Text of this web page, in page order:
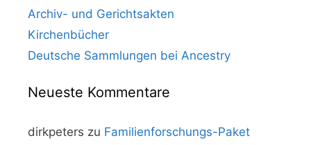
Archiv- und Gerichtsakten
Kirchenbücher
Deutsche Sammlungen bei Ancestry
Neueste Kommentare
dirkpeters zu Familienforschungs-Paket